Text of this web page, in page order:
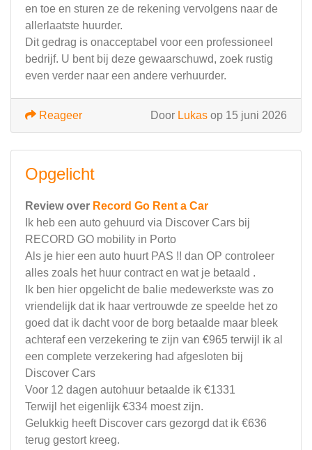
en toe en sturen ze de rekening vervolgens naar de
allerlaatste huurder.
Dit gedrag is onacceptabel voor een professioneel
bedrijf. U bent bij deze gewaarschuwd, zoek rustig
even verder naar een andere verhuurder.
Door Lukas op 15 juni 2026
Reageer
Opgelicht
Review over Record Go Rent a Car
Ik heb een auto gehuurd via Discover Cars bij
RECORD GO mobility in Porto
Als je hier een auto huurt PAS !! dan OP controleer
alles zoals het huur contract en wat je betaald .
Ik ben hier opgelicht de balie medewerkste was zo
vriendelijk dat ik haar vertrouwde ze speelde het zo
goed dat ik dacht voor de borg betaalde maar bleek
achteraf een verzekering te zijn van €965 terwijl ik al
een complete verzekering had afgesloten bij
Discover Cars
Voor 12 dagen autohuur betaalde ik €1331
Terwijl het eigenlijk €334 moest zijn.
Gelukkig heeft Discover cars gezorgd dat ik €636
terug gestort kreeg.